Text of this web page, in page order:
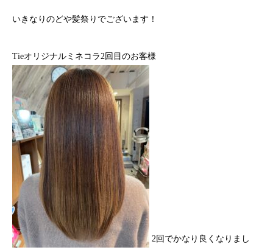
いきなりのどや髪祭りでございます！
Tieオリジナルミネコラ2回目のお客様
2回でかなり良くなりまし